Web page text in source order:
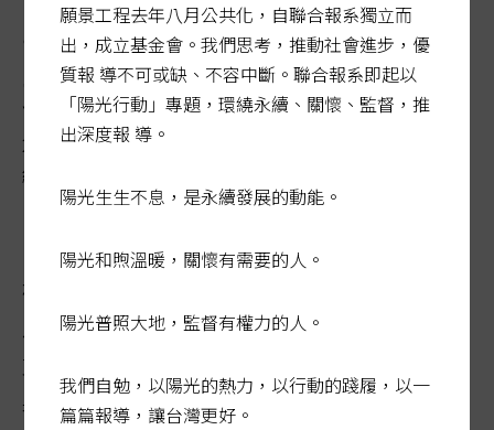
高齡通膨危機／銀髮家戶月均
支出4.86萬
2024-03-26 02:20:32
經濟日報 / 記者徐碧華／台北報導
根據主計總處2022年的家庭收支調查，經濟
戶長是65歲以上老人的家庭，平均每月消費
支出4.86萬元，是全體家庭平均的七成。如
果夫妻月退合計夠支應這個開銷，和其他老
願景工程去年八月公共化，自聯合報系獨立而
出，成立基金會。我們思考，推動社會進步，優
質報 導不可或缺、不容中斷。聯合報系即起以
「陽光行動」專題，環繞永續、關懷、監督，推
出深度報 導。
陽光生生不息，是永續發展的動能。
陽光和煦溫暖，關懷有需要的人。
陽光普照大地，監督有權力的人。
我們自勉，以陽光的熱力，以行動的踐履，以一
篇篇報導，讓台灣更好。